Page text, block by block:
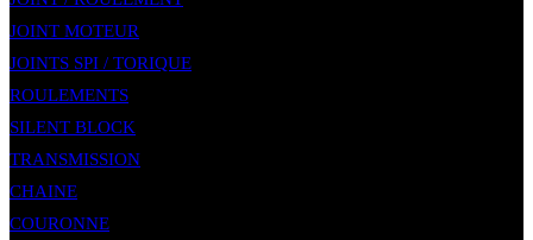
JOINT MOTEUR
JOINTS SPI / TORIQUE
ROULEMENTS
SILENT BLOCK
TRANSMISSION
CHAINE
COURONNE